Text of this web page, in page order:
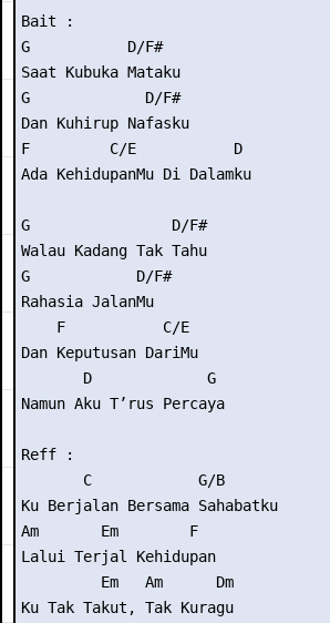
Bait :
G           D/F#
Saat Kubuka Mataku
G             D/F#
Dan Kuhirup Nafasku
F         C/E           D
Ada KehidupanMu Di Dalamku
G                D/F#
Walau Kadang Tak Tahu
G            D/F#
Rahasia JalanMu
    F           C/E
Dan Keputusan DariMu
       D             G
Namun Aku T’rus Percaya
Reff :
       C            G/B
Ku Berjalan Bersama Sahabatku
Am       Em        F
Lalui Terjal Kehidupan
         Em   Am      Dm
Ku Tak Takut, Tak Kuragu